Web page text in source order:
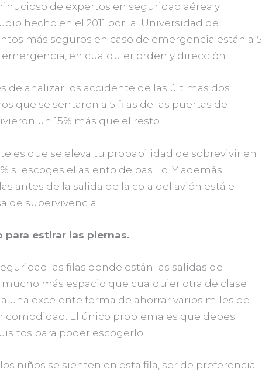
de expertos en seguridad aérea y
hecho en el 2011 por la Universidad de
más seguros en caso de emergencia están a 5
en cualquier orden y dirección.
de analizar los accidente de las últimas dos
que se sentaron a 5 filas de las puertas de
un 15% más que el resto.
es que se eleva tu probabilidad de sobrevivir en
si escoges el asiento de pasillo. Y además
antes de la salida de la cola del avión está el
de supervivencia.
para estirar las piernas.
las filas donde están las salidas de
más espacio que cualquier otra de clase
una excelente forma de ahorrar varios miles de
comodidad. El único problema es que debes
para poder escogerlo:
niños se sienten en esta fila, ser de preferencia